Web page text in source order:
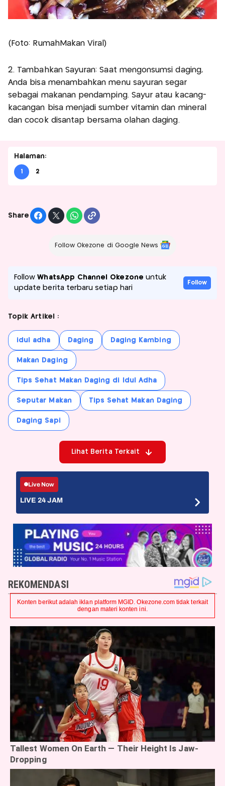
(Foto: RumahMakan Viral)
2. Tambahkan Sayuran: Saat mengonsumsi daging,
Anda bisa menambahkan menu sayuran segar
sebagai makanan pendamping. Sayur atau kacang-
kacangan bisa menjadi sumber vitamin dan mineral
dan cocok disantap bersama olahan daging.
Halaman:
1 2
Share
Follow Okezone di Google News
FollowWhatsApp Channel Okezone untuk
update berita terbaru setiap hari
Follow
Topik Artikel :
idul adha Daging Daging Kambing
Makan Daging
Tips Sehat Makan Daging di Idul Adha
Seputar Makan Tips Sehat Makan Daging
Daging Sapi
Lihat Berita Terkait
Live Now
LIVE 24 JAM